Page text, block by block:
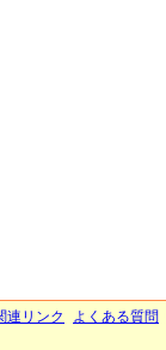
連リンク よくある質問